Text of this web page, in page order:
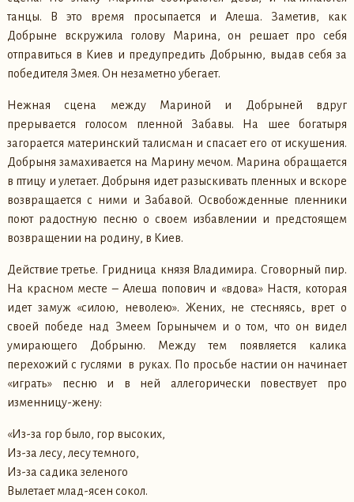
танцы. В это время просыпается и Алеша. Заметив, как
Добрыне вскружила голову Марина, он решает про себя
отправиться в Киев и предупредить Добрыню, выдав себя за
победителя Змея. Он незаметно убегает.
Нежная сцена между Мариной и Добрыней вдруг
прерывается голосом пленной Забавы. На шее богатыря
загорается материнский талисман и спасает его от искушения.
Добрыня замахивается на Марину мечом. Марина обращается
в птицу и улетает. Добрыня идет разыскивать пленных и вскоре
возвращается с ними и Забавой. Освобожденные пленники
поют радостную песню о своем избавлении и предстоящем
возвращении на родину, в Киев.
Действие третье. Гридница князя Владимира. Сговорный пир.
На красном месте – Алеша попович и «вдова» Настя, которая
идет замуж «силою, неволею». Жених, не стесняясь, врет о
своей победе над Змеем Горынычем и о том, что он видел
умирающего Добрыню. Между тем появляется калика
перехожий с гуслями в руках. По просьбе настии он начинает
«играть» песню и в ней аллегорически повествует про
изменницу-жену:
«Из-за гор было, гор высоких,
Из-за лесу, лесу темного,
Из-за садика зеленого
Вылетает млад-ясен сокол.